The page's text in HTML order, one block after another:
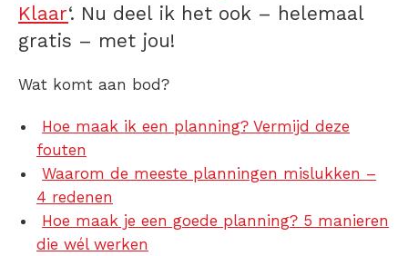
Klaar‘. Nu deel ik het ook – helemaal
gratis – met jou!
Wat komt aan bod?
Hoe maak ik een planning? Vermijd deze
fouten
Waarom de meeste planningen mislukken –
4 redenen
Hoe maak je een goede planning? 5 manieren
die wél werken